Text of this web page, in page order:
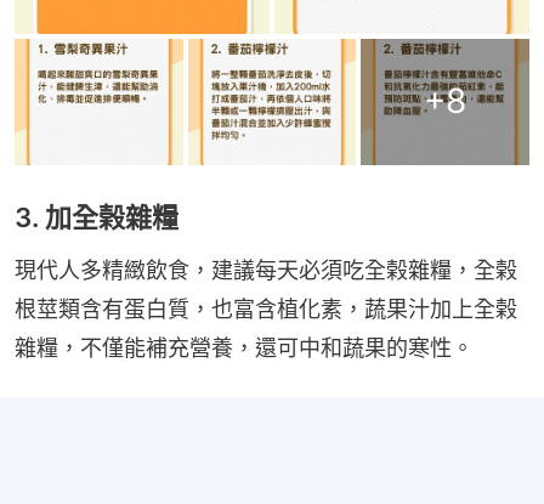
+8
3. 加全榖雜糧
現代人多精緻飲食，建議每天必須吃全榖雜糧，全榖
根莖類含有蛋白質，也富含植化素，蔬果汁加上全榖
雜糧，不僅能補充營養，還可中和蔬果的寒性。